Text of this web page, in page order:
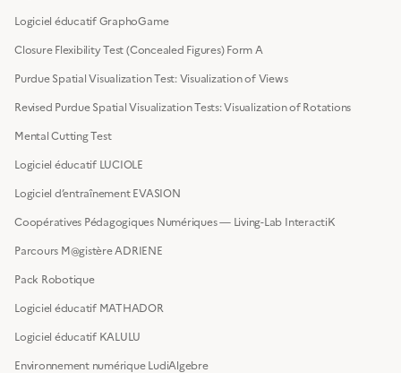
Logiciel éducatif GraphoGame
Closure Flexibility Test (Concealed Figures) Form A
Purdue Spatial Visualization Test: Visualization of Views
Revised Purdue Spatial Visualization Tests: Visualization of Rotations
Mental Cutting Test
Logiciel éducatif LUCIOLE
Logiciel d’entraînement EVASION
Coopératives Pédagogiques Numériques — Living-Lab InteractiK
Parcours M@gistère ADRIENE
Pack Robotique
Logiciel éducatif MATHADOR
Logiciel éducatif KALULU
Environnement numérique LudiAlgebre